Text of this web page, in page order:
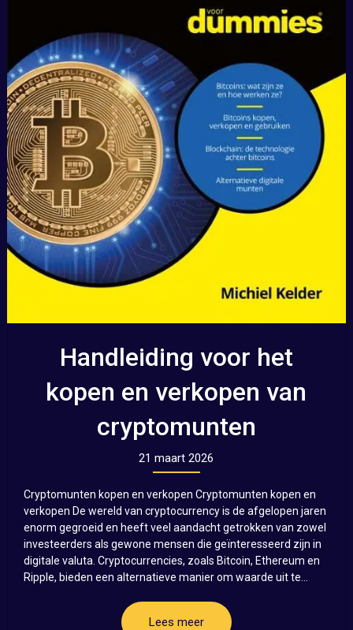
Handleiding voor het
kopen en verkopen van
cryptomunten
21 maart 2026
Cryptomunten kopen en verkopen Cryptomunten kopen en
verkopen De wereld van cryptocurrency is de afgelopen jaren
enorm gegroeid en heeft veel aandacht getrokken van zowel
investeerders als gewone mensen die geïnteresseerd zijn in
digitale valuta. Cryptocurrencies, zoals Bitcoin, Ethereum en
Ripple, bieden een alternatieve manier om waarde uit te...
Lees meer